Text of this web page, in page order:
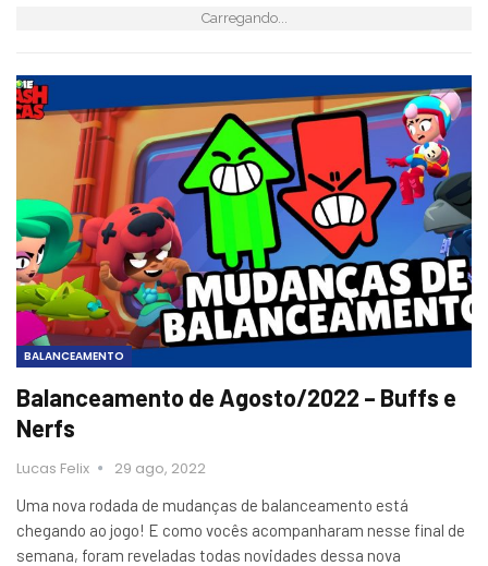
Carregando...
BALANCEAMENTO
Balanceamento de Agosto/2022 – Buffs e
Nerfs
Lucas Felix 29 ago, 2022
Uma nova rodada de mudanças de balanceamento está
chegando ao jogo! E como vocês acompanharam nesse final de
semana, foram reveladas todas novidades dessa nova